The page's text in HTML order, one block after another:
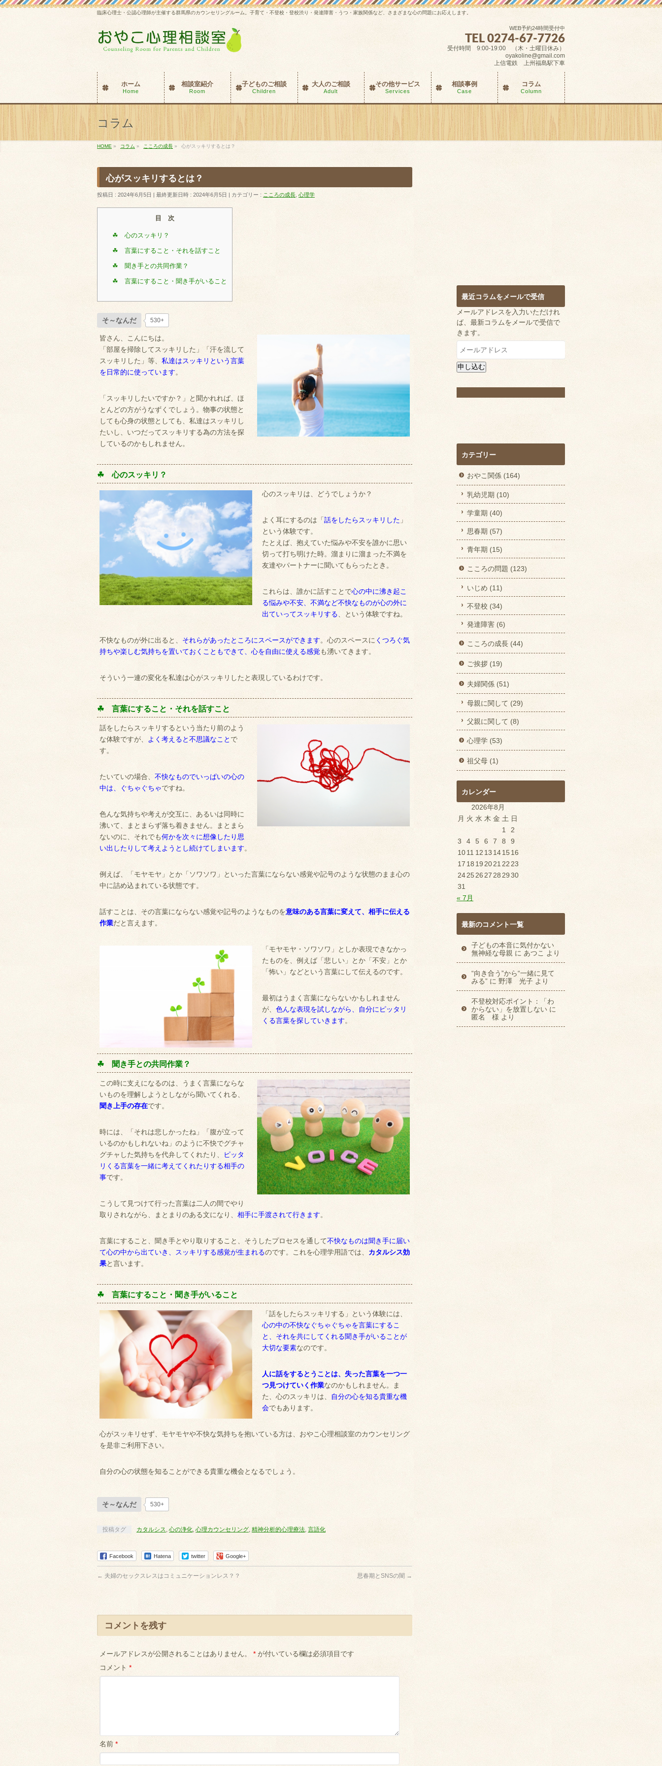
臨床心理士・公認心理師が主催する群馬県のカウンセリングルーム。子育て・不登校・登校渋り・発達障害・うつ・家族関係など、さまざまな心の問題にお応えします。
WEB予約24時間受付中
TEL 0274-67-7726
受付時間 9:00-19:00 （木・土曜日休み）
oyakoline@gmail.com
上信電鉄 上州福島駅下車
ホーム
Home
相談室紹介
Room
子どものご相談
Children
大人のご相談
Adult
その他サービス
Services
相談事例
Case
コラム
Column
コラム
HOME » コラム » こころの成長 » 心がスッキリするとは？
心がスッキリするとは？
投稿日 : 2024年6月5日 最終更新日時 : 2024年6月5日 カテゴリー : こころの成長 心理学
目 次
☘ 心のスッキリ？
☘ 言葉にすること・それを話すこと
☘ 聞き手との共同作業？
☘ 言葉にすること・聞き手がいること
そ～なんだ 530+
皆さん、こんにちは。
「部屋を掃除してスッキリした」「汗を流して
スッキリした」等、 私達はスッキリという言葉
を日常的に使っています。
「スッキリしたいですか？」と聞かれれば、ほ
とんどの方がうなずくでしょう。物事の状態と
しても心身の状態としても、私達はスッキリし
たいし、いつだってスッキリする為の方法を探
しているのかもしれません。
☘ 心のスッキリ？
心のスッキリは、どうでしょうか？
よく耳にするのは「話をしたらスッキリした 」
という体験です。
たとえば、抱えていた悩みや不安を誰かに思い
切って打ち明けた時。溜まりに溜まった不満を
友達やパートナーに聞いてもらったとき。
これらは、誰かに話すことで心の中に沸き起こ
る悩みや不安、不満など不快なものが心の外に
出ていってスッキリする、という体験ですね。
不快なものが外に出ると、 それらがあったところにスペースができます。心のスペースに くつろぐ気
持ちや楽しむ気持ちを置いておくこともできて、心を自由に使える感覚も湧いてきます。
そういう一連の変化を私達は心がスッキリしたと表現しているわけです。
☘ 言葉にすること・それを話すこと
話をしたらスッキリするという当たり前のよう
な体験ですが、 よく考えると不思議なこと で
す。
たいていの場合、 不快なものでいっぱいの心の
中は、ぐちゃぐちゃですね。
色んな気持ちや考えが交互に、あるいは同時に
沸いて、まとまらず落ち着きません。まとまら
ないのに、それでも何かを次々に想像したり思
い出したりして考えようとし続けてしまいます。
例えば、「モヤモヤ」とか「ソワソワ」といった言葉にならない感覚や記号のような状態のまま心の
中に詰め込まれている状態です。
話すことは、その言葉にならない感覚や記号のようなものを意味のある言葉に変えて、相手に伝える
作業だと言えます。
「モヤモヤ・ソワソワ」としか表現できなかっ
たものを、例えば「悲しい」とか「不安」とか
「怖い」などという言葉にして伝えるのです。
最初はうまく言葉にならないかもしれません
が、 色んな表現を試しながら、自分にピッタリ
くる言葉を探していきます。
☘ 聞き手との共同作業？
この時に支えになるのは、うまく言葉にならな
いものを理解しようとしながら聞いてくれる、
聞き上手の存在です。
時には、「それは悲しかったね」「腹が立って
いるのかもしれないね」のように不快でグチャ
グチャした気持ちを代弁してくれたり、
ピッタ
リくる言葉を一緒に考えてくれたりする相手の
事です。
こうして見つけて行った言葉は二人の間でやり
取りされながら、まとまりのある文になり、 相手に手渡されて行きます。
言葉にすること、聞き手とやり取りすること、そうしたプロセスを通して不快なものは聞き手に届い
て心の中から出ていき、スッキリする感覚が生まれるのです。これを心理学用語では、 カタルシス効
果と言います。
☘ 言葉にすること・聞き手がいること
「話をしたらスッキリする」という体験には、
心の中の不快なぐちゃぐちゃを言葉にするこ
と、それを共にしてくれる聞き手がいることが
大切な要素なのです。
人に話をするとうことは、失った言葉を一つ一
つ見つけていく作業なのかもしれません。ま
た、心のスッキリは、
自分の心を知る貴重な機
会でもあります。
心がスッキリせず、モヤモヤや不快な気持ちを抱いている方は、おやこ心理相談室のカウンセリング
を是非ご利用下さい。
自分の心の状態を知ることができる貴重な機会となるでしょう。
そ～なんだ 530+
投稿タグ カタルシス, 心の浄化, 心理カウンセリング, 精神分析的心理療法, 言語化
Facebook Hatena twitter Google+
← 夫婦のセックスレスはコミュニケーションレス？？ 思春期とSNSの闇 →
コメントを残す
メールアドレスが公開されることはありません。 * が付いている欄は必須項目です
コメント *
名前 *
最近コラムをメールで受信
メールアドレスを入力いただけれ
ば、最新コラムをメールで受信で
きます。
メ
ー
ル
ア
申し込む
カテゴリー
おやこ関係 (164)
乳幼児期 (10)
学童期 (40)
思春期 (57)
青年期 (15)
こころの問題 (123)
いじめ (11)
不登校 (34)
発達障害 (6)
こころの成長 (44)
ご挨拶 (19)
夫婦関係 (51)
母親に関して (29)
父親に関して (8)
心理学 (53)
祖父母 (1)
カレンダー
2026年8月
月 火 水 木 金 土 日
1
2
3
4 5 6 7 8
9
1011 12 13 141516
17 18 19 2021 22 23
2425 26 27 28 2930
31
« 7月
最新のコメント一覧
子どもの本音に気付かない
無神経な母親 に あつこ より
“向き合う”から“一緒に見て
みる” に 野澤 光子 より
不登校対応ポイント：「わ
からない」を放置しない に
匿名 様 より